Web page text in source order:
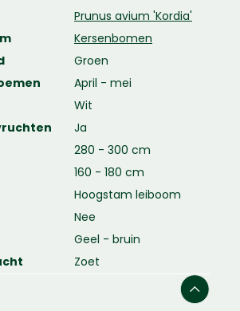
Prunus avium 'Kordia'
Kersenbomen
Groen
April - mei
Wit
Ja
280 - 300 cm
160 - 180 cm
Hoogstam leiboom
Nee
Geel - bruin
Zoet